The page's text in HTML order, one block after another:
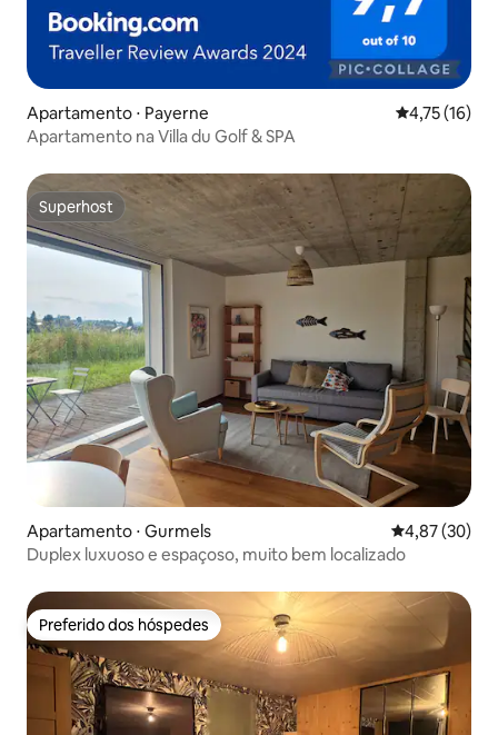
Apartamento ⋅ Payerne 4,75 de uma
4,75 (16)
Apartamento na Villa du Golf & SPA
Superhost
Superhost
Apartamento ⋅ Gurmels 4,87 de uma
4,87 (30)
Duplex luxuoso e espaçoso, muito bem localizado
Preferido dos hóspedes
Preferido dos hóspedes